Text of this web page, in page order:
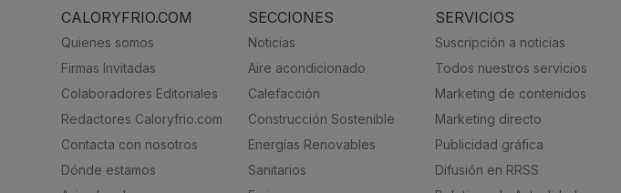
CALORYFRIO.COM
Quienes somos
Firmas Invitadas
Colaboradores Editoriales
Redactores Caloryfrio.com
Contacta con nosotros
Dónde estamos
SECCIONES
Noticias
Aire acondicionado
Calefacción
Construcción Sostenible
Energías Renovables
Sanitarios
SERVICIOS
Suscripción a noticias
Todos nuestros servicios
Marketing de contenidos
Marketing directo
Publicidad gráfica
Difusión en RRSS